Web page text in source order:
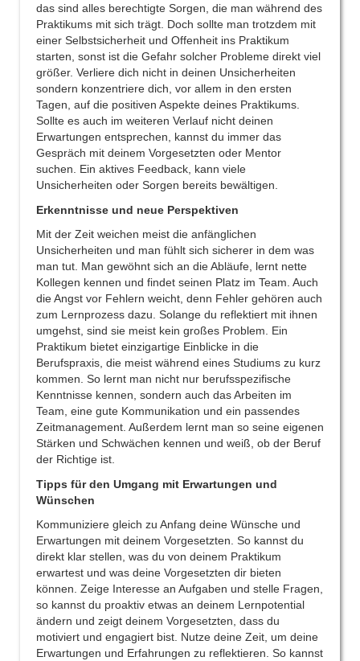
das sind alles berechtigte Sorgen, die man während des
Praktikums mit sich trägt. Doch sollte man trotzdem mit
einer Selbstsicherheit und Offenheit ins Praktikum
starten, sonst ist die Gefahr solcher Probleme direkt viel
größer. Verliere dich nicht in deinen Unsicherheiten
sondern konzentriere dich, vor allem in den ersten
Tagen, auf die positiven Aspekte deines Praktikums.
Sollte es auch im weiteren Verlauf nicht deinen
Erwartungen entsprechen, kannst du immer das
Gespräch mit deinem Vorgesetzten oder Mentor
suchen. Ein aktives Feedback, kann viele
Unsicherheiten oder Sorgen bereits bewältigen.
Erkenntnisse und neue Perspektiven
Mit der Zeit weichen meist die anfänglichen
Unsicherheiten und man fühlt sich sicherer in dem was
man tut. Man gewöhnt sich an die Abläufe, lernt nette
Kollegen kennen und findet seinen Platz im Team. Auch
die Angst vor Fehlern weicht, denn Fehler gehören auch
zum Lernprozess dazu. Solange du reflektiert mit ihnen
umgehst, sind sie meist kein großes Problem. Ein
Praktikum bietet einzigartige Einblicke in die
Berufspraxis, die meist während eines Studiums zu kurz
kommen. So lernt man nicht nur berufsspezifische
Kenntnisse kennen, sondern auch das Arbeiten im
Team, eine gute Kommunikation und ein passendes
Zeitmanagement. Außerdem lernt man so seine eigenen
Stärken und Schwächen kennen und weiß, ob der Beruf
der Richtige ist.
Tipps für den Umgang mit Erwartungen und
Wünschen
Kommuniziere gleich zu Anfang deine Wünsche und
Erwartungen mit deinem Vorgesetzten. So kannst du
direkt klar stellen, was du von deinem Praktikum
erwartest und was deine Vorgesetzten dir bieten
können. Zeige Interesse an Aufgaben und stelle Fragen,
so kannst du proaktiv etwas an deinem Lernpotential
ändern und zeigt deinem Vorgesetzten, dass du
motiviert und engagiert bist. Nutze deine Zeit, um deine
Erwartungen und Erfahrungen zu reflektieren. So kannst